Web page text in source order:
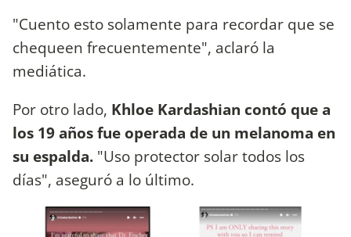
"Cuento esto solamente para recordar que se
chequeen frecuentemente", aclaró la
mediática.
Por otro lado, Khloe Kardashian contó que a
los 19 años fue operada de un melanoma en
su espalda. "Uso protector solar todos los
días", aseguró a lo último.